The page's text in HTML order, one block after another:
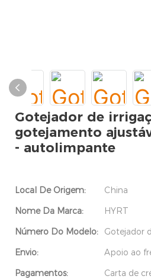
Gotejador de
gotejamento
- autolimpante
Local De Origem:
China
Nome Da Marca:
HYRT
Número Do Modelo:
Gotejador
Envio:
Apoio ao
Pagamentos:
Carta de